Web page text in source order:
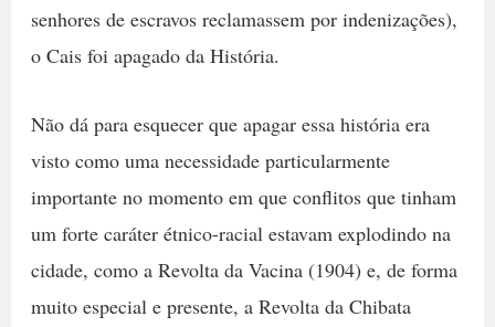
senhores de escravos reclamassem por indenizações),
o Cais foi apagado da História.
Não dá para esquecer que apagar essa história era
visto como uma necessidade particularmente
importante no momento em que conflitos que tinham
um forte caráter étnico-racial estavam explodindo na
cidade, como a Revolta da Vacina (1904) e, de forma
muito especial e presente, a Revolta da Chibata